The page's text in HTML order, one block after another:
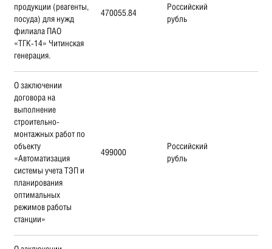
продукции (реагенты,
посуда) для нужд
филиала ПАО
«ТГК-14» Читинская
генерация.
470055.84
Российский
рубль
О заключении
договора на
выполнение
строительно-
монтажных работ по
объекту
«Автоматизация
системы учета ТЭП и
планирования
оптимальных
режимов работы
станции»
499000
Российский
рубль